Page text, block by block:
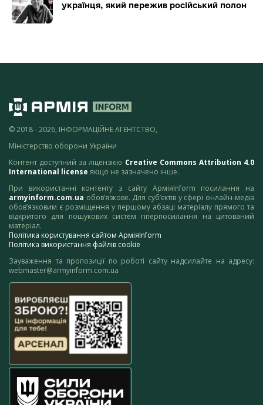
українця, який пережив російський полон
© 2018 - 2026, ІНФОРМАЦІЙНЕ АГЕНТСТВО,
Міністерство оборони України
Контент доступний за ліцензією Creative Commons Attribution 4.0
International license якщо не зазначено інше.
При використанні контенту з сайту АрміяInform посилання на
armyinform.com.ua обов’язкове. Для суб’єктів у сфері онлайн-медіа
обов’язковим є розміщення у першому абзаці матеріалу прямого та
відкритого для пошукових систем гіперпосилання на цитований
матеріал.
Політика користування сайтом АрміяInform
Політика використання файлів cookie
Зауваження та пропозиції по роботі сайту надсилайте на адресу:
webmaster@armyinform.com.ua